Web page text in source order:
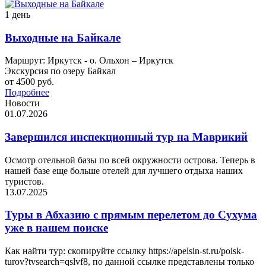
1 день
Выходные на Байкале
Маршрут: Иркутск - о. Ольхон – Иркутск
Экскурсия по озеру Байкал
от 4500 руб.
Подробнее
Новости
01.07.2026
Завершился инспекционный тур на Маврикий
Осмотр отельной базы по всей окружности острова. Теперь в
нашей базе еще больше отелей для лучшего отдыха наших
туристов.
13.07.2025
Туры в Абхазию с прямым перелетом до Сухума
уже в нашем поиске
Как найти тур: скопируйте ссылку https://apelsin-st.ru/poisk-
turov?tvsearch=qslvf8, по данной ссылке представлены только